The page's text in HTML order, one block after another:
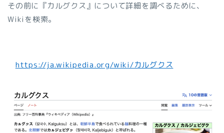
その前に『カルグクス』について詳細を調べるために、
Wikiを検索。
https://ja.wikipedia.org/wiki/カルグクス